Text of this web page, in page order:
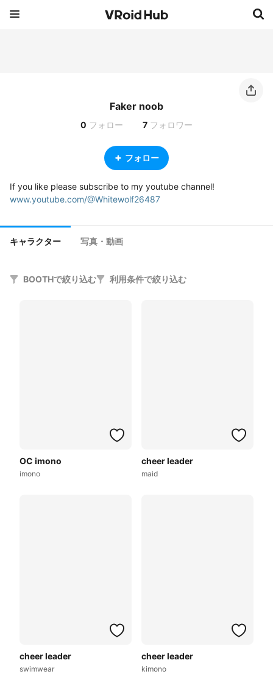
Faker noob
0 フォロー 7 フォロワー
フォロー
www.youtube.com/@Whitewolf26487
キャラクター 写真・動画
BOOTHで絞り込む 利用条件で絞り込む
OC imono
imono
cheer leader
maid
cheer leader
swimwear
cheer leader
kimono